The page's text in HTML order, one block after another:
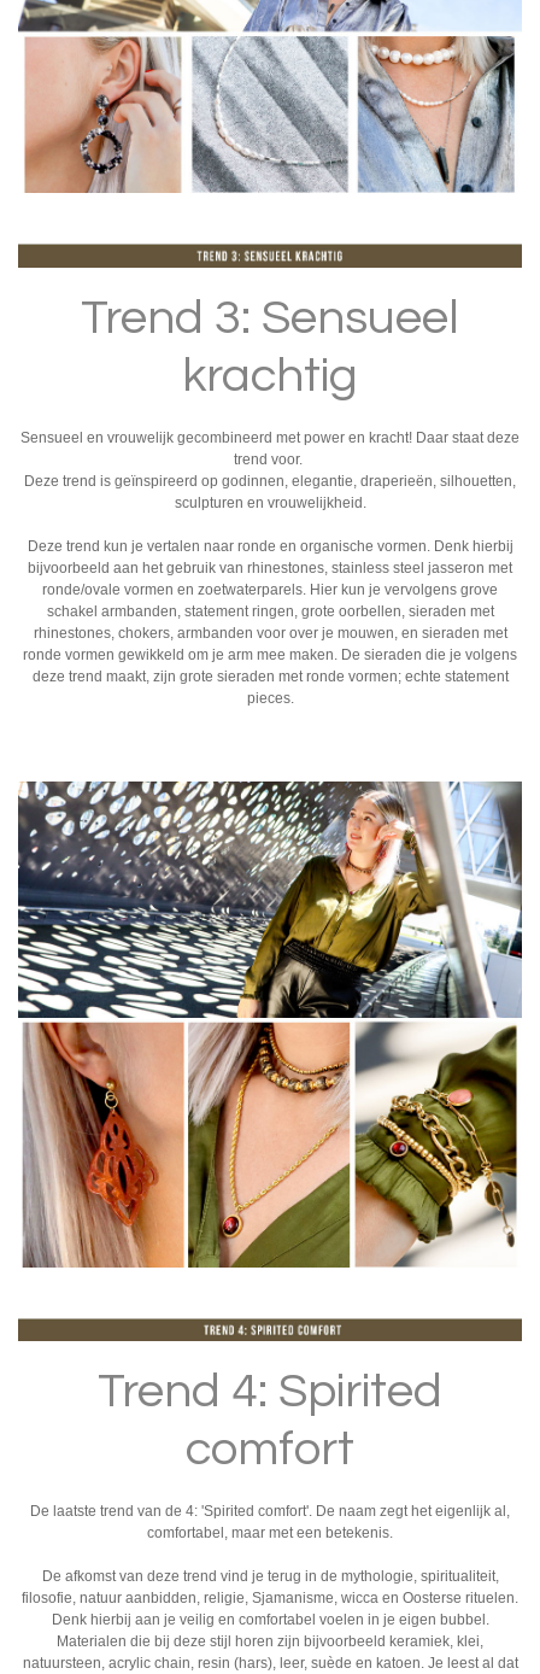
Trend 3: Sensueel
krachtig
Sensueel en vrouwelijk gecombineerd met power en kracht! Daar staat deze
trend voor.
Deze trend is geïnspireerd op godinnen, elegantie, draperieën, silhouetten,
sculpturen en vrouwelijkheid.
Deze trend kun je vertalen naar ronde en organische vormen. Denk hierbij
bijvoorbeeld aan het gebruik van rhinestones, stainless steel jasseron met
ronde/ovale vormen en zoetwaterparels. Hier kun je vervolgens grove
schakel armbanden, statement ringen, grote oorbellen, sieraden met
rhinestones, chokers, armbanden voor over je mouwen, en sieraden met
ronde vormen gewikkeld om je arm mee maken. De sieraden die je volgens
deze trend maakt, zijn grote sieraden met ronde vormen; echte statement
pieces.
Trend 4: Spirited
comfort
De laatste trend van de 4: 'Spirited comfort'. De naam zegt het eigenlijk al,
comfortabel, maar met een betekenis.
De afkomst van deze trend vind je terug in de mythologie, spiritualiteit,
filosofie, natuur aanbidden, religie, Sjamanisme, wicca en Oosterse rituelen.
Denk hierbij aan je veilig en comfortabel voelen in je eigen bubbel.
Materialen die bij deze stijl horen zijn bijvoorbeeld keramiek, klei,
natuursteen, acrylic chain, resin (hars), leer, suède en katoen. Je leest al dat